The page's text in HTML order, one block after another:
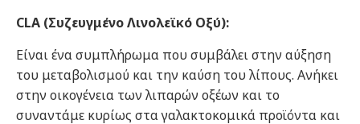
CLA (Συζευγμένο Λινολεϊκό Οξύ):
Είναι ένα συμπλήρωμα που συμβάλει στην αύξηση
του μεταβολισμού και την καύση του λίπους. Ανήκει
στην οικογένεια των λιπαρών οξέων και το
συναντάμε κυρίως στα γαλακτοκομικά προϊόντα και